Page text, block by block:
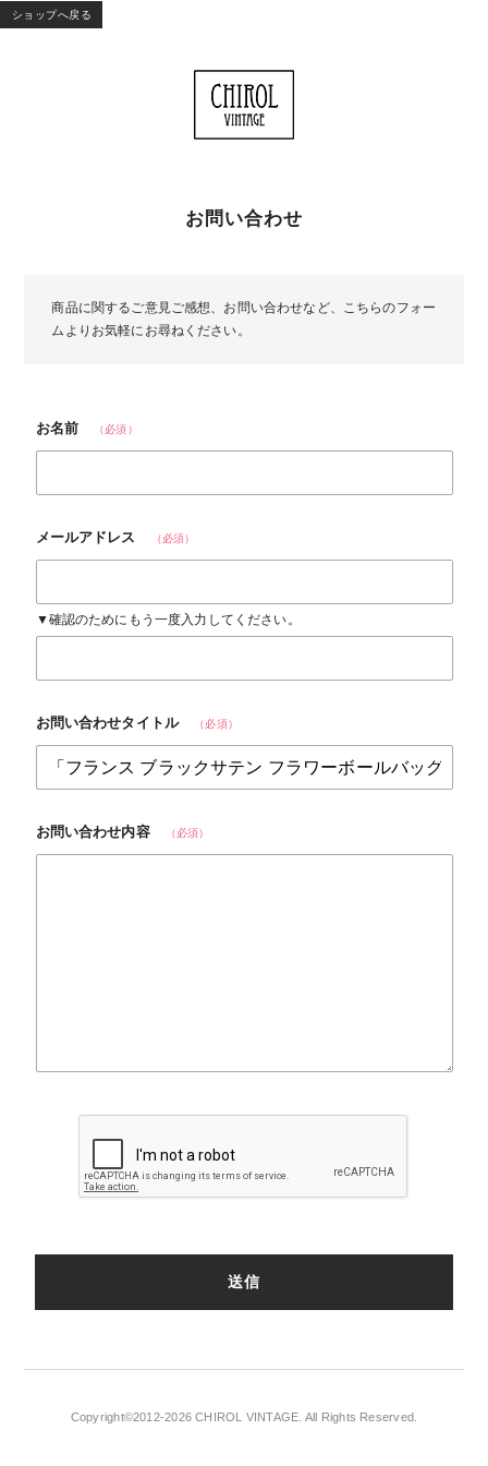
ショップへ戻る
お問い合わせ
商品に関するご意見ご感想、お問い合わせなど、こちらのフォー
ムよりお気軽にお尋ねください。
お名前 （必須）
メールアドレス （必須）
▼確認のためにもう一度入力してください。
お問い合わせタイトル （必須）
お問い合わせ内容 （必須）
Copyright©2012-2026 CHIROL VINTAGE. All Rights Reserved.